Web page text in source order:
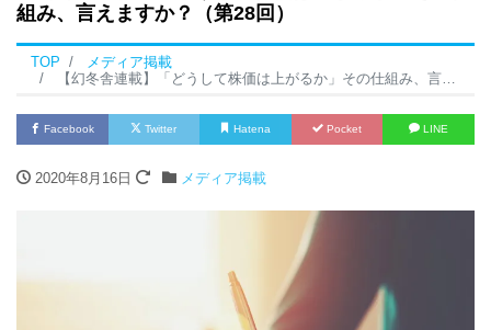
組み、言えますか？（第28回）
TOP
メディア掲載
【幻冬舎連載】「どうして株価は上がるか」その仕組み、言えますか？（第28回）
Facebook Twitter Hatena Pocket LINE
2020年8月16日 メディア掲載